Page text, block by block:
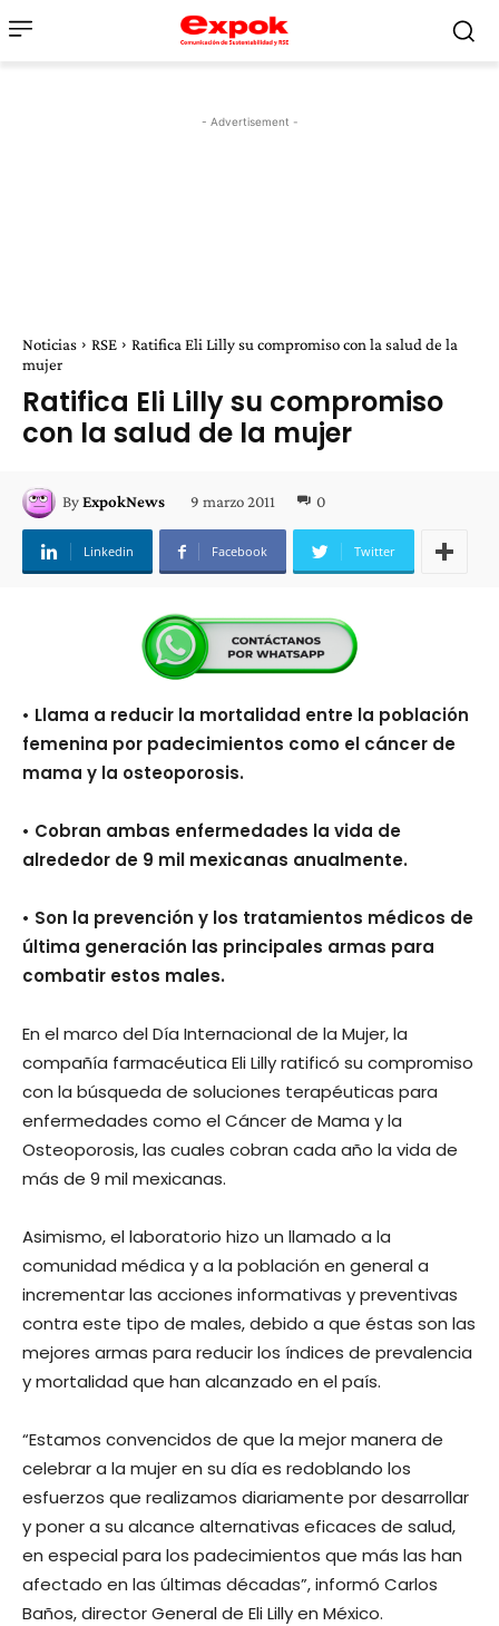
- Advertisement -
Noticias RSE
Ratifica Eli Lilly su compromiso con la salud de la
mujer
Ratifica Eli Lilly su compromiso
con la salud de la mujer
ByExpokNews 9 marzo 2011 0
Linkedin Facebook Twitter
• Llama a reducir la mortalidad entre la población
femenina por padecimientos como el cáncer de
mama y la osteoporosis.
• Cobran ambas enfermedades la vida de
alrededor de 9 mil mexicanas anualmente.
• Son la prevención y los tratamientos médicos de
última generación las principales armas para
combatir estos males.
En el marco del Día Internacional de la Mujer, la
compañía farmacéutica Eli Lilly ratificó su compromiso
con la búsqueda de soluciones terapéuticas para
enfermedades como el Cáncer de Mama y la
Osteoporosis, las cuales cobran cada año la vida de
más de 9 mil mexicanas.
Asimismo, el laboratorio hizo un llamado a la
comunidad médica y a la población en general a
incrementar las acciones informativas y preventivas
contra este tipo de males, debido a que éstas son las
mejores armas para reducir los índices de prevalencia
y mortalidad que han alcanzado en el país.
“Estamos convencidos de que la mejor manera de
celebrar a la mujer en su día es redoblando los
esfuerzos que realizamos diariamente por desarrollar
y poner a su alcance alternativas eficaces de salud,
en especial para los padecimientos que más las han
afectado en las últimas décadas”, informó Carlos
Baños, director General de Eli Lilly en México.